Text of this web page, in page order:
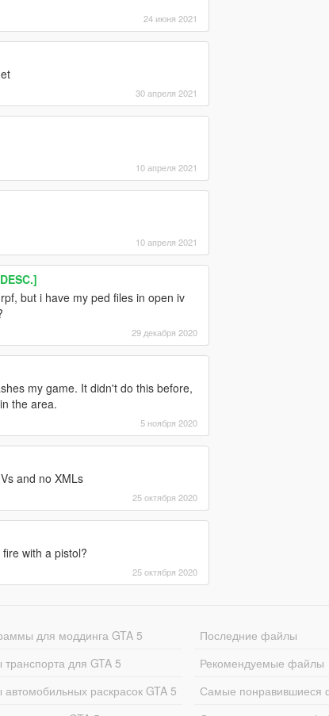
24 июня 2021
30 апреля 2021
10 апреля 2021
10 апреля 2021
but i have my ped files in open iv
29 декабря 2020
my game. It didn't do this before,
the area.
5 ноября 2020
and no XMLs
25 октября 2020
with a pistol?
25 октября 2020
для моддинга GTA 5
для GTA 5
раскрасок GTA 5
Последние файлы
Рекомендуемые файлы
Самые понравившиеся